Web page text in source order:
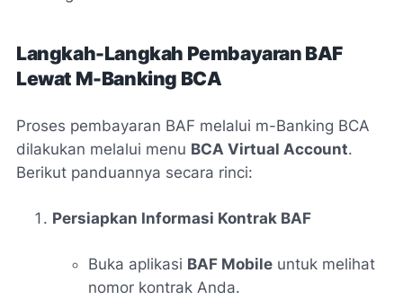
Langkah-Langkah Pembayaran BAF
Lewat M-Banking BCA
Proses pembayaran BAF melalui m-Banking BCA
dilakukan melalui menu BCA Virtual Account.
Berikut panduannya secara rinci:
Persiapkan Informasi Kontrak BAF
Buka aplikasi BAF Mobile untuk melihat
nomor kontrak Anda.